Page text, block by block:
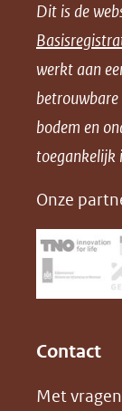
F
c
Dit is de
werkt aan
bodem en
toegankelijk
Onze
Contact
Met